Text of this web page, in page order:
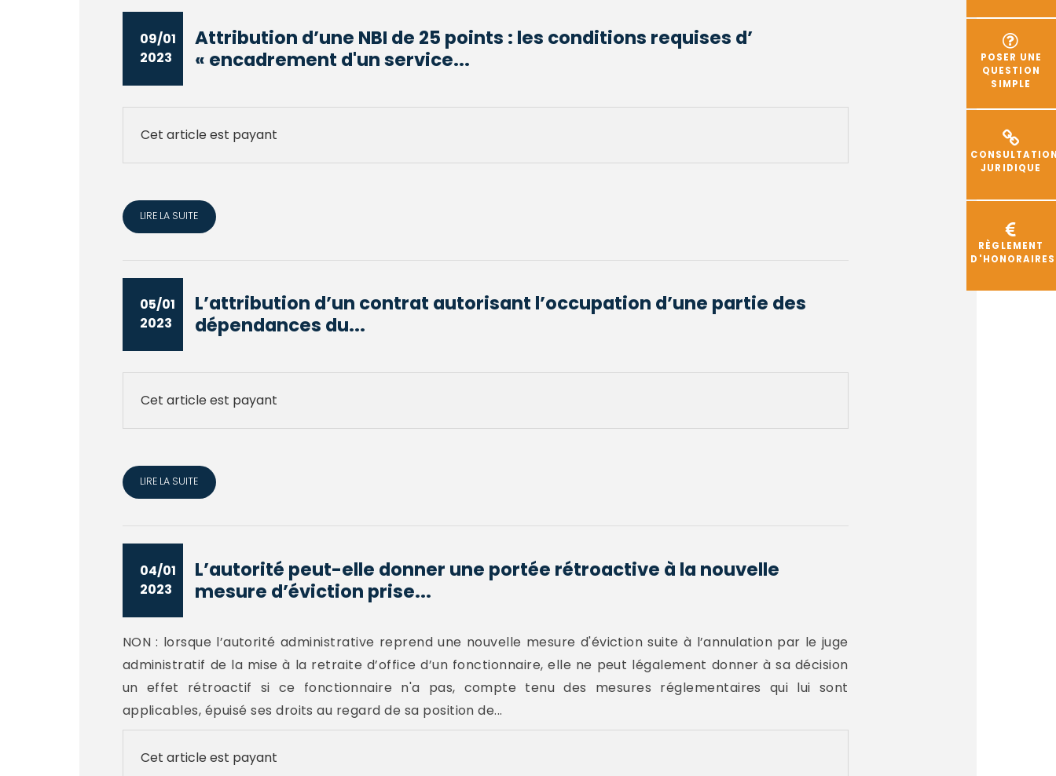
POSER UNE
QUESTION
SIMPLE
JURIDIQUE
RÈGLEMENT
D'HONORAIRES
09/01
2023
Attribution d’une NBI de 25 points : les conditions requises d’
« encadrement d'un service...
Cet article est payant
LIRE LA SUITE
05/01
2023
L’attribution d’un contrat autorisant l’occupation d’une partie des
dépendances du...
Cet article est payant
LIRE LA SUITE
04/01
2023
L’autorité peut-elle donner une portée rétroactive à la nouvelle
mesure d’éviction prise...
NON : lorsque l’autorité administrative reprend une nouvelle mesure d'éviction suite à l’annulation par le juge
administratif de la mise à la retraite d’office d’un fonctionnaire, elle ne peut légalement donner à sa décision
un effet rétroactif si ce fonctionnaire n'a pas, compte tenu des mesures réglementaires qui lui sont
applicables, épuisé ses droits au regard de sa position de...
Cet article est payant